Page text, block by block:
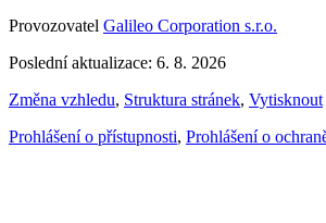
Provozovatel Galileo Corporation s.r.o.
Poslední aktualizace: 6. 8. 2026
Změna vzhledu, Struktura stránek, Vytisknout
Prohlášení o přístupnosti, Prohlášení o